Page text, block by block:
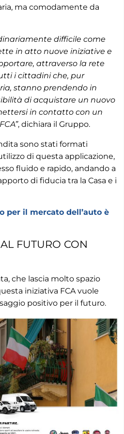
ma comodamente da
difficile come
in atto nuove iniziative e
attraverso la rete
i cittadini che, pur
stanno prendendo in
di acquistare un nuovo
in contatto con un
, dichiara il Gruppo.
sono stati formati
di questa applicazione,
fluido e rapido, andando a
di fiducia tra la Casa e i
per il mercato dell’auto è
FUTURO CON
che lascia molto spazio
iniziativa FCA vuole
positivo per il futuro.